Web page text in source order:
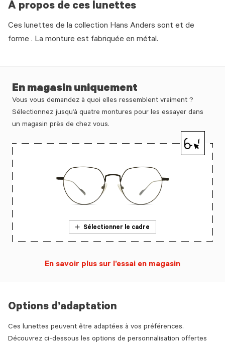
À propos de ces lunettes
Ces lunettes de la collection Hans Anders sont et de
forme . La monture est fabriquée en métal.
Options d’adaptation
Ces lunettes peuvent être adaptées à vos préférences.
Découvrez ci-dessous les options de personnalisation offertes
En magasin uniquement
Vous vous demandez à quoi elles ressemblent vraiment ?
Sélectionnez jusqu’à quatre montures pour les essayer dans
un magasin près de chez vous.
Sélectionner le cadre
En savoir plus sur l’essai en magasin